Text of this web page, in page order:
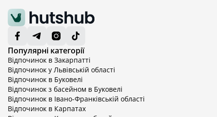
Популярні категорії
Відпочинок в Закарпатті
Відпочинок у Львівській області
Відпочинок в Буковелі
Відпочинок з басейном в Буковелі
Відпочинок в Івано-Франківській області
Відпочинок в Карпатах